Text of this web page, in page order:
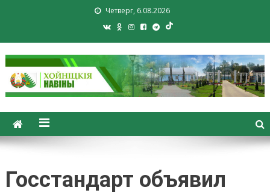
Четверг, 6.08.2026
Хойники. Хойнiцкiя навiны.
Новости Хойник. Районная
Госстандарт объявил